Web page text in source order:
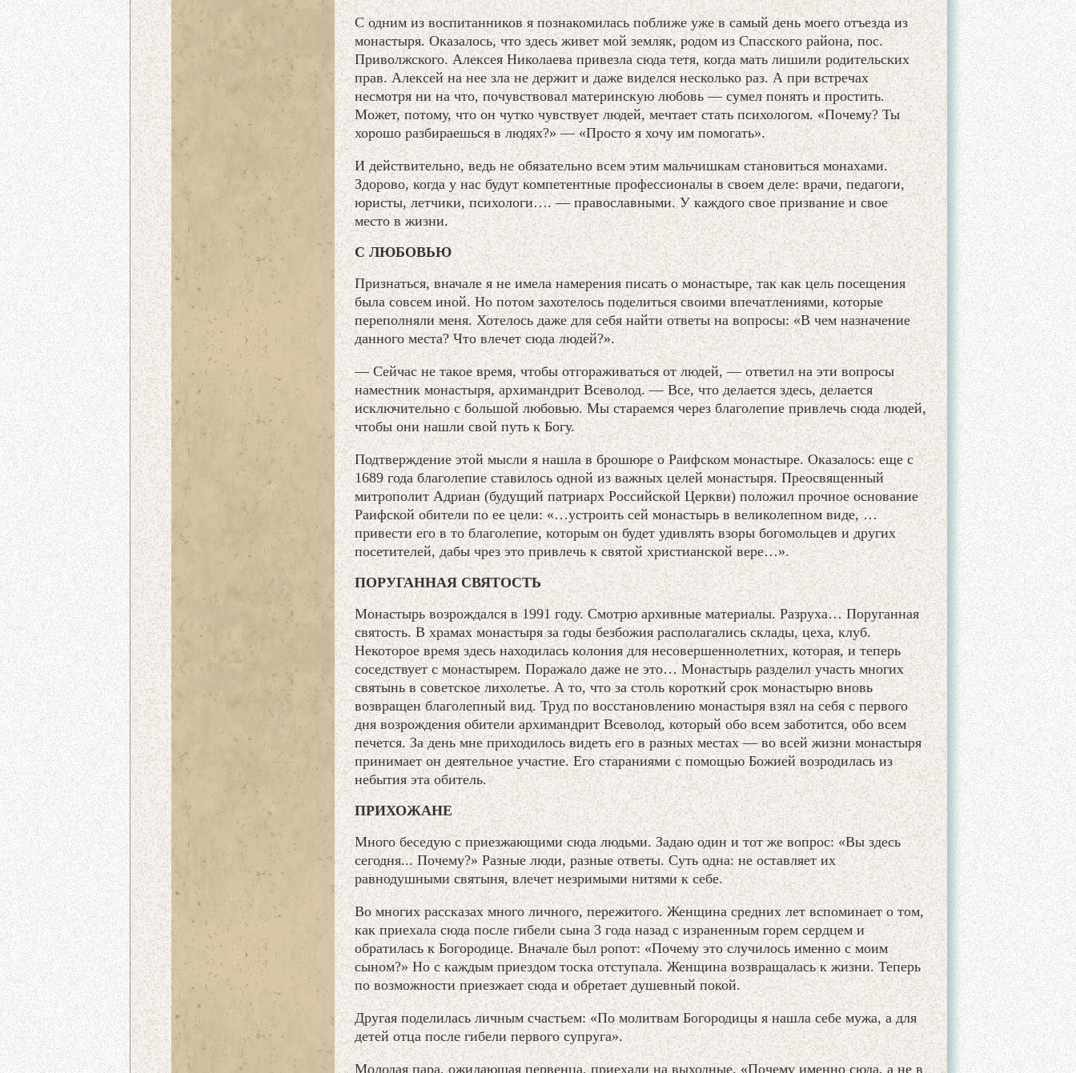
С одним из воспитанников я познакомилась поближе уже в самый день моего отъезда из
монастыря. Оказалось, что здесь живет мой земляк, родом из Спасского района, пос.
Приволжского. Алексея Николаева привезла сюда тетя, когда мать лишили родительских
прав. Алексей на нее зла не держит и даже виделся несколько раз. А при встречах
несмотря ни на что, почувствовал материнскую любовь — сумел понять и простить.
Может, потому, что он чутко чувствует людей, мечтает стать психологом. «Почему? Ты
хорошо разбираешься в людях?» — «Просто я хочу им помогать».
И действительно, ведь не обязательно всем этим мальчишкам становиться монахами.
Здорово, когда у нас будут компетентные профессионалы в своем деле: врачи, педагоги,
юристы, летчики, психологи…. — православными. У каждого свое призвание и свое
место в жизни.
С ЛЮБОВЬЮ
Признаться, вначале я не имела намерения писать о монастыре, так как цель посещения
была совсем иной. Но потом захотелось поделиться своими впечатлениями, которые
переполняли меня. Хотелось даже для себя найти ответы на вопросы: «В чем назначение
данного места? Что влечет сюда людей?».
— Сейчас не такое время, чтобы отгораживаться от людей, — ответил на эти вопросы
наместник монастыря, архимандрит Всеволод. — Все, что делается здесь, делается
исключительно с большой любовью. Мы стараемся через благолепие привлечь сюда людей,
чтобы они нашли свой путь к Богу.
Подтверждение этой мысли я нашла в брошюре о Раифском монастыре. Оказалось: еще с
1689 года благолепие ставилось одной из важных целей монастыря. Преосвященный
митрополит Адриан (будущий патриарх Российской Церкви) положил прочное основание
Раифской обители по ее цели: «…устроить сей монастырь в великолепном виде, …
привести его в то благолепие, которым он будет удивлять взоры богомольцев и других
посетителей, дабы чрез это привлечь к святой христианской вере…».
ПОРУГАННАЯ СВЯТОСТЬ
Монастырь возрождался в 1991 году. Смотрю архивные материалы. Разруха… Поруганная
святость. В храмах монастыря за годы безбожия располагались склады, цеха, клуб.
Некоторое время здесь находилась колония для несовершеннолетних, которая, и теперь
соседствует с монастырем. Поражало даже не это… Монастырь разделил участь многих
святынь в советское лихолетье. А то, что за столь короткий срок монастырю вновь
возвращен благолепный вид. Труд по восстановлению монастыря взял на себя с первого
дня возрождения обители архимандрит Всеволод, который обо всем заботится, обо всем
печется. За день мне приходилось видеть его в разных местах — во всей жизни монастыря
принимает он деятельное участие. Его стараниями с помощью Божией возродилась из
небытия эта обитель.
ПРИХОЖАНЕ
Много беседую с приезжающими сюда людьми. Задаю один и тот же вопрос: «Вы здесь
сегодня... Почему?» Разные люди, разные ответы. Суть одна: не оставляет их
равнодушными святыня, влечет незримыми нитями к себе.
Во многих рассказах много личного, пережитого. Женщина средних лет вспоминает о том,
как приехала сюда после гибели сына 3 года назад с израненным горем сердцем и
обратилась к Богородице. Вначале был ропот: «Почему это случилось именно с моим
сыном?» Но с каждым приездом тоска отступала. Женщина возвращалась к жизни. Теперь
по возможности приезжает сюда и обретает душевный покой.
Другая поделилась личным счастьем: «По молитвам Богородицы я нашла себе мужа, а для
детей отца после гибели первого супруга».
Молодая пара, ожидающая первенца, приехали на выходные. «Почему именно сюда, а не в